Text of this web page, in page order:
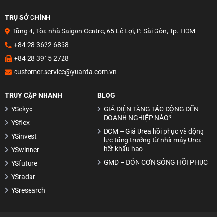
Đầu tư hiệu quả với phương pháp Canslim
Mô hình vai đầu vai
Khóa Học Phân Tích Kỹ Thuật Chứng Khoán – Hành Trang
Vững Chắc Cho Nhà Đầu Tư
TRỤ SỞ CHÍNH
Tầng 4, Tòa nhà Saigon Centre, 65 Lê Lợi, P. Sài Gòn, Tp. HCM
+84 28 3622 6868
+84 28 3915 2728
customer.service@yuanta.com.vn
TRUY CẬP NHANH
YSekyc
YSflex
YSinvest
YSwinner
YSfuture
YSradar
YSresearch
BLOG
GIÁ ĐIỆN TĂNG TÁC ĐỘNG ĐẾN
DOANH NGHIỆP NÀO?
DCM – Giá Urea hồi phục và động
lực tăng trưởng từ nhà máy Urea
hết khấu hao
GMD – ĐÓN CƠN SÓNG HỒI PHỤC